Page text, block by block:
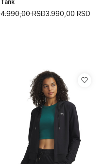
Tank
3.990,00 RSD
4.990,00RSD